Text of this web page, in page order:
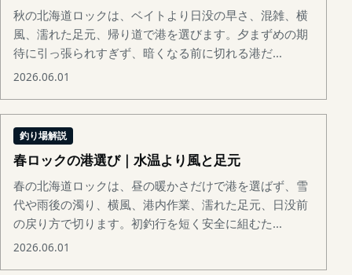
秋の北海道ロックは、ベイトより日没の早さ、混雑、横
風、濡れた足元、帰り道で港を選びます。夕まずめの期
待に引っ張られすぎず、暗くなる前に切れる港だ...
2026.06.01
釣り場解説
春ロックの港選び｜水温より風と足元
春の北海道ロックは、昼の暖かさだけで港を選ばず、雪
代や雨後の濁り、横風、港内作業、濡れた足元、日没前
の戻り方で切ります。初釣行を短く安全に組むた...
2026.06.01